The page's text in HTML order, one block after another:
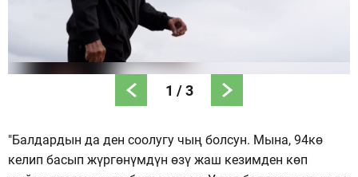
1 /3
"Балдардын да ден соолугу чың болсун. Мына, 94кө
келип басып жүргөнүмдүн өзү жаш кезимден көп